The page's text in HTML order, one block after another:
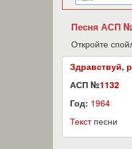
Песня АСП
Откройте
Здравствуй,
АСП №1132
Год: 1964
Текстпесни